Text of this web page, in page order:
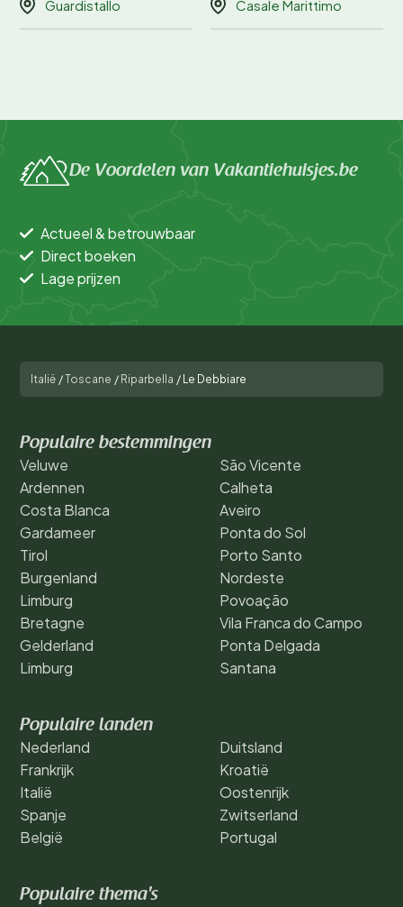
Guardistallo Casale Marittimo
De Voordelen van Vakantiehuisjes.be
Actueel & betrouwbaar
Direct boeken
Lage prijzen
Italië /Toscane / Riparbella / Le Debbiare
Populaire bestemmingen
Veluwe
Ardennen
Costa Blanca
Gardameer
Tirol
Burgenland
Limburg
Bretagne
Gelderland
Limburg
São Vicente
Calheta
Aveiro
Ponta do Sol
Porto Santo
Nordeste
Povoação
Vila Franca do Campo
Ponta Delgada
Santana
Populaire landen
Nederland
Frankrijk
Italië
Spanje
België
Duitsland
Kroatië
Oostenrijk
Zwitserland
Portugal
Populaire thema's